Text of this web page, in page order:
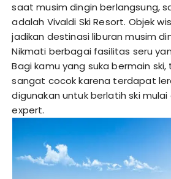
saat musim dingin berlangsung,
adalah Vivaldi Ski Resort. Objek
jadikan destinasi liburan musim
Nikmati berbagai fasilitas seru
Bagi kamu yang suka bermain
sangat cocok karena terdapat
digunakan untuk berlatih ski
expert.